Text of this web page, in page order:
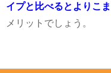
イプと比べるとよりこ
メリットでしょう。